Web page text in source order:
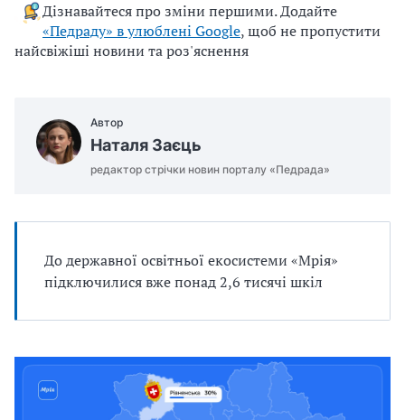
Дізнавайтеся про зміни першими. Додайте
«Педраду» в улюблені Google, щоб не пропустити
найсвіжіші новини та роз'яснення
Автор
Наталя Заєць
редактор стрічки новин порталу «Педрада»
До державної освітньої екосистеми «Мрія»
підключилися вже понад 2,6 тисячі шкіл